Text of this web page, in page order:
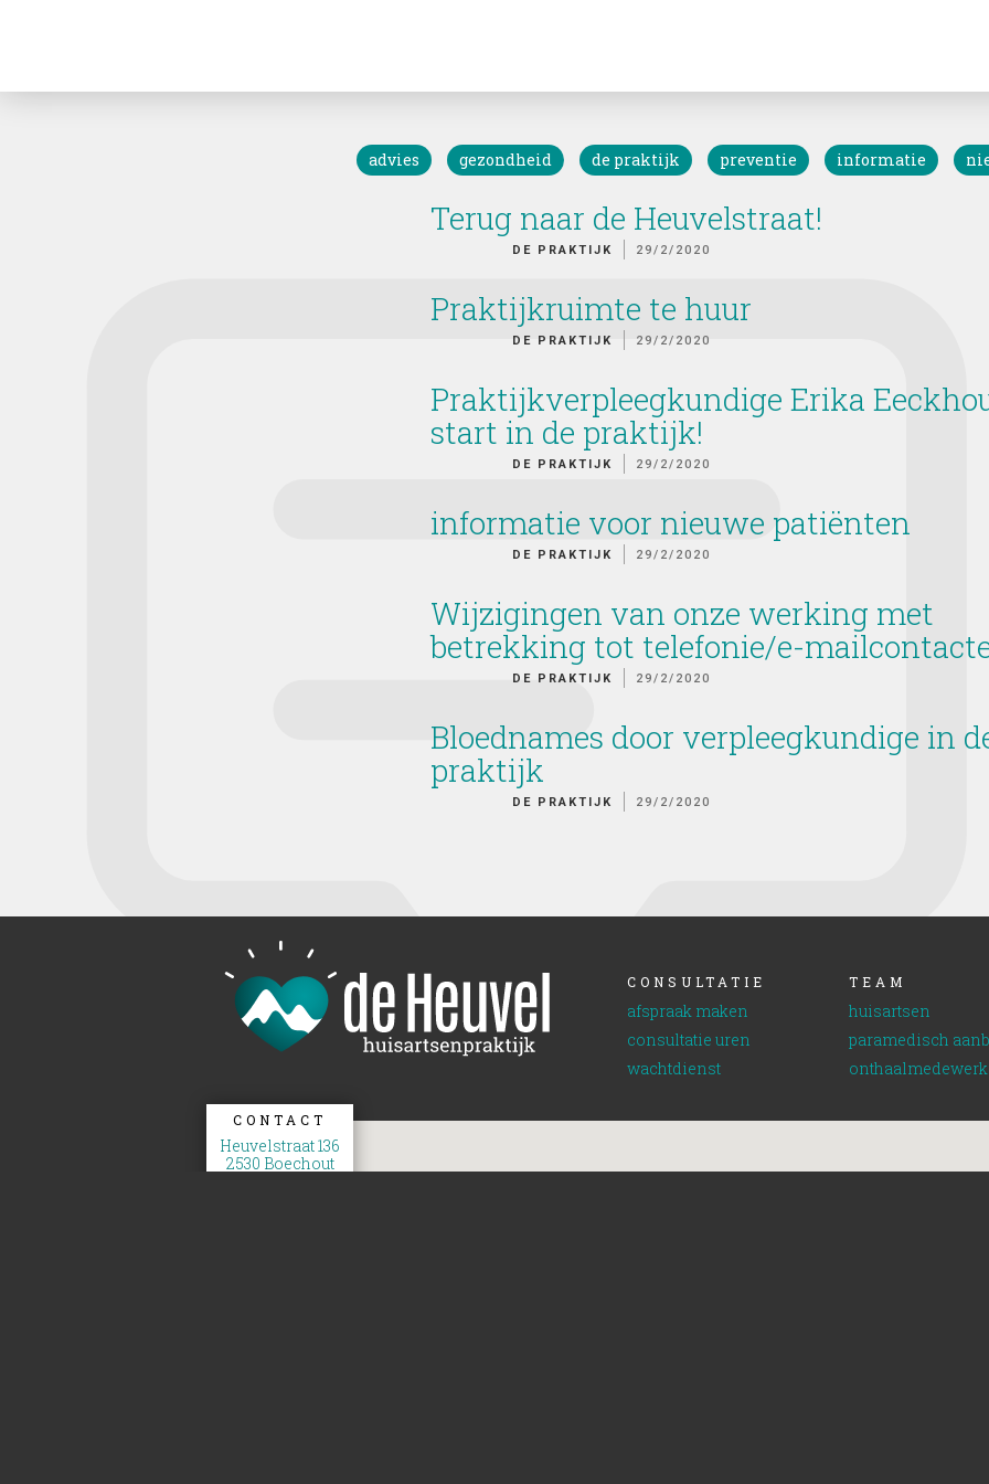
advies gezondheid de praktijk preventie informatie
Terug naar de Heuvelstraat!
DE PRAKTIJK 29/2/2020
Praktijkruimte te huur
DE PRAKTIJK 29/2/2020
Praktijkverpleegkundige Erika
start in de praktijk!
DE PRAKTIJK 29/2/2020
informatie voor nieuwe patiënten
DE PRAKTIJK 29/2/2020
Wijzigingen van onze werking met
betrekking tot telefonie/e-
DE PRAKTIJK 29/2/2020
Bloednames door verpleegkundige in
praktijk
DE PRAKTIJK 29/2/2020
CONSULTATIE
afspraak maken
consultatie uren
wachtdienst
TEAM
huisartsen
paramedisch
CONTACT
Heuvelstraat 136
2530 Boechout